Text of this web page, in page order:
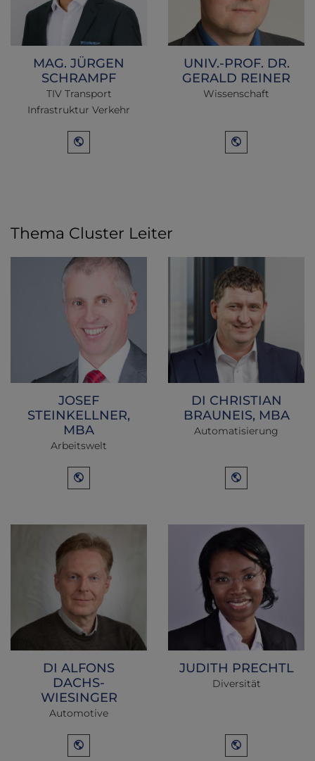
MAG. JÜRGEN
SCHRAMPF
TIV Transport
Infrastruktur Verkehr
UNIV.-PROF. DR.
GERALD REINER
Wissenschaft
Thema Cluster Leiter
JOSEF
STEINKELLNER,
MBA
Arbeitswelt
DI CHRISTIAN
BRAUNEIS, MBA
Automatisierung
DI ALFONS
DACHS-
WIESINGER
Automotive
JUDITH PRECHTL
Diversität